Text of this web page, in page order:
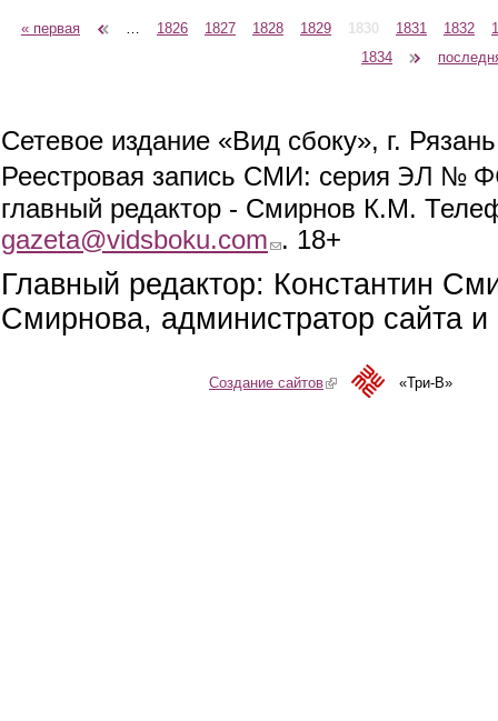
Страницы
« первая 1826 1827 1828 1829 1830 1831 1832
1834
Сетевое издание «Вид сбоку», г.
Реестровая запись СМИ: серия ЭЛ №
главный редактор - Смирнов К.М.
gazeta@vidsboku.com (link sends e-mail)
. 18+
Главный редактор: Константин
Смирнова, администратор сайта
Создание сайтов(link is external)«Три-В»